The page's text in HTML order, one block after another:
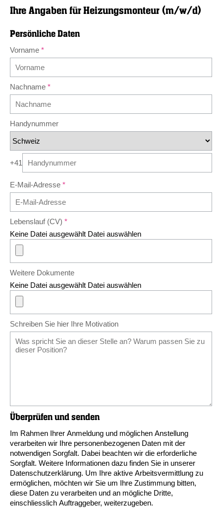
Ihre Angaben für Heizungsmonteur (m/w/d)
Persönliche Daten
Vorname
Nachname
Handynummer
+41
E-Mail-Adresse
Lebenslauf (CV)
Keine Datei ausgewählt Datei auswählen
Weitere Dokumente
Keine Datei ausgewählt Datei auswählen
Schreiben Sie hier Ihre Motivation
Überprüfen und senden
Im Rahmen Ihrer Anmeldung und möglichen Anstellung
verarbeiten wir Ihre personenbezogenen Daten mit der
notwendigen Sorgfalt. Dabei beachten wir die erforderliche
Sorgfalt. Weitere Informationen dazu finden Sie in unserer
Datenschutzerklärung. Um Ihre aktive Arbeitsvermittlung zu
ermöglichen, möchten wir Sie um Ihre Zustimmung bitten,
diese Daten zu verarbeiten und an mögliche Dritte,
einschliesslich Auftraggeber, weiterzugeben.